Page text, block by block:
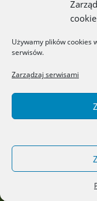
cookie
Używamy plików cookies
serwisów.
Zarządzaj serwisami
Wydawnictwo
To chyba
młodszego
prośbą o
opowiada.